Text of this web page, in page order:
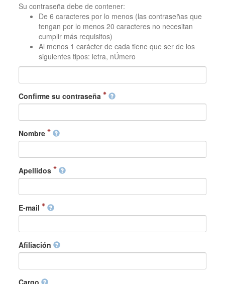
Su contraseña debe de contener:
De 6 caracteres por lo menos (las contraseñas que
tengan por lo menos 20 caracteres no necesitan
cumplir más requisitos)
Al menos 1 carácter de cada tiene que ser de los
siguientes tipos: letra, nÚmero
Confirme su contraseña
Nombre
Apellidos
E-mail
Afiliación
Cargo